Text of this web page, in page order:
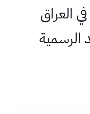
الدراسات العليا 2026 في العراق
الرسمية